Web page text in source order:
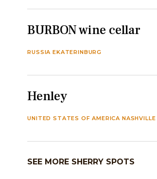
BURBON wine cellar
RUSSIA EKATERINBURG
Henley
UNITED STATES OF AMERICA NASHVILLE
SEE MORE SHERRY SPOTS